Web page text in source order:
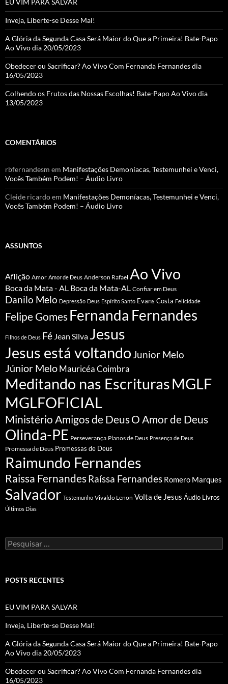
el
EU VIM PARA SALVAR
Inveja, Liberte-se Desse Mal!
A Glória da Segunda Casa Será Maior do Que a Primeira! Bate-Papo
Ao Vivo dia 20/05/2023
Obedecer ou Sacrificar? Ao Vivo Com Fernanda Fernandes dia
16/05/2023
Colhendo os Frutos das Nossas Escolhas! Bate-Papo Ao Vivo dia
13/05/2023
COMENTÁRIOS
rbfernandesm em Manifestações Demoníacas, Testemunhei e Venci,
Vocês Também Podem! – Áudio Livro
Cleide ricardoem Manifestações Demoníacas, Testemunhei e Venci,
Vocês Também Podem! – Áudio Livro
ASSUNTOS
Aflição Amor Amor de Deus Anderson Rafael Ao Vivo
Boca da Mata - AL Boca da Mata-AL Confiar em Deus
Danilo Melo Depressão Deus Espírito Santo Evans Costa Felicidade
Felipe Gomes Fernanda Fernandes
Filhos de Deus Fé Jean Silva Jesus
Jesus está voltando Junior Melo
Júnior Melo Mauricéa Coimbra
Meditando nas EscriturasMGLF
MGLFOFICIAL
Ministério Amigos de DeusO Amor de Deus
Olinda-PE Perseverança Planos de Deus Presença de Deus
Promessa de Deus Promessas de Deus
Raimundo Fernandes
Raissa FernandesRaíssa Fernandes Romero Marques
Salvador Testemunho Vivaldo Lenon Volta de Jesus Áudio Livros
Últimos Dias
Pesquisar
por:
POSTS RECENTES
EU VIM PARA SALVAR
Inveja, Liberte-se Desse Mal!
A Glória da Segunda Casa Será Maior do Que a Primeira! Bate-Papo
Ao Vivo dia 20/05/2023
Obedecer ou Sacrificar? Ao Vivo Com Fernanda Fernandes dia
16/05/2023